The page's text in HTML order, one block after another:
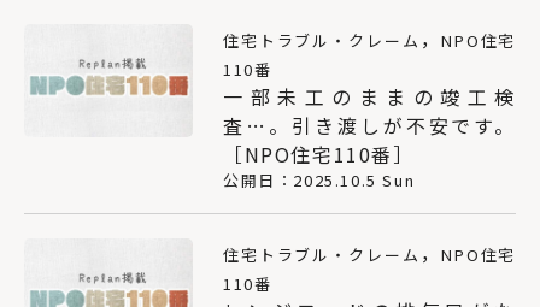
住宅トラブル・クレーム ，NPO住宅
110番
一部未工のままの竣工検
査…。引き渡しが不安です。
［NPO住宅110番］
公開日：2025.10.5 Sun
住宅トラブル・クレーム ，NPO住宅
110番